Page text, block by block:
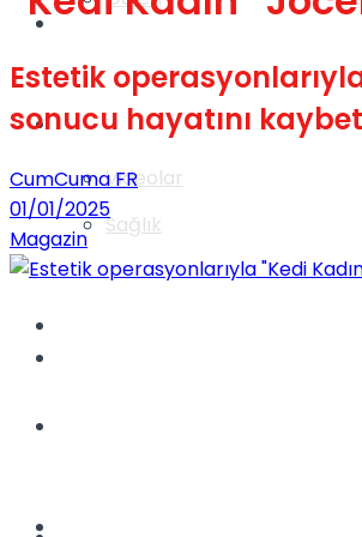
Videolar
Gündem
Yaşam
Sağlık
Estetik
sonucu hayatını
CumCuma FR
01/01/2025
Magazin